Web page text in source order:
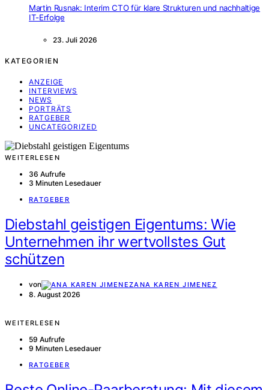
Martin Rusnak: Interim CTO für klare Strukturen und nachhaltige
IT-Erfolge
23. Juli 2026
KATEGORIEN
ANZEIGE
INTERVIEWS
NEWS
PORTRÄTS
RATGEBER
UNCATEGORIZED
WEITERLESEN
36 Aufrufe
3 Minuten Lesedauer
RATGEBER
Diebstahl geistigen Eigentums: Wie
Unternehmen ihr wertvollstes Gut
schützen
von ANA KAREN JIMENEZ
8. August 2026
WEITERLESEN
59 Aufrufe
9 Minuten Lesedauer
RATGEBER